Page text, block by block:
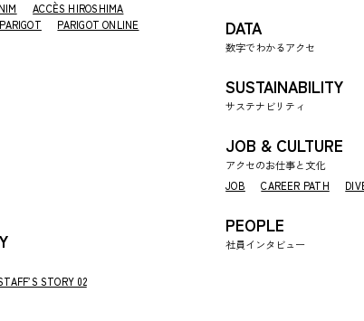
ACCÈS HIROSHIMA
PARIGOT ONLINE
STORY 02
DATA
数字でわかるアクセ
SUSTAINABILITY
サステナビリティ
JOB & CULTURE
アクセのお仕事と文化
JOB
CAREER PATH
PEOPLE
社員インタビュー